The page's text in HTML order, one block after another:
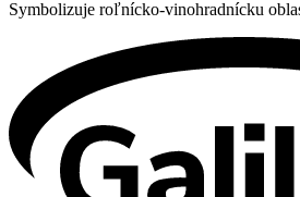
Symbolizuje roľnícko-vinohradnícku